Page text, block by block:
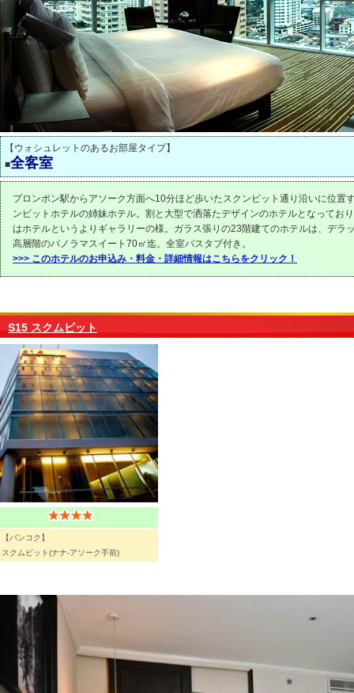
【ウォシュレットのあるお部屋タイプ】
■全客室
プロンポン駅からアソーク方面へ10分ほど歩いたスクンビット通り沿いに位置
ンビットホテルの姉妹ホテル。割と大型で洒落たデザインのホテルとなってお
はホテルというよりギャラリーの様。ガラス張りの23階建てのホテルは、デラ
高層階のパノラマスイート70㎡迄。全室バスタブ付き。
>>> このホテルのお申込み・料金・詳細情報はこちらをクリック！
S15 スクムビット
【バンコク】
スクムビット(ナナ-アソーク手前)